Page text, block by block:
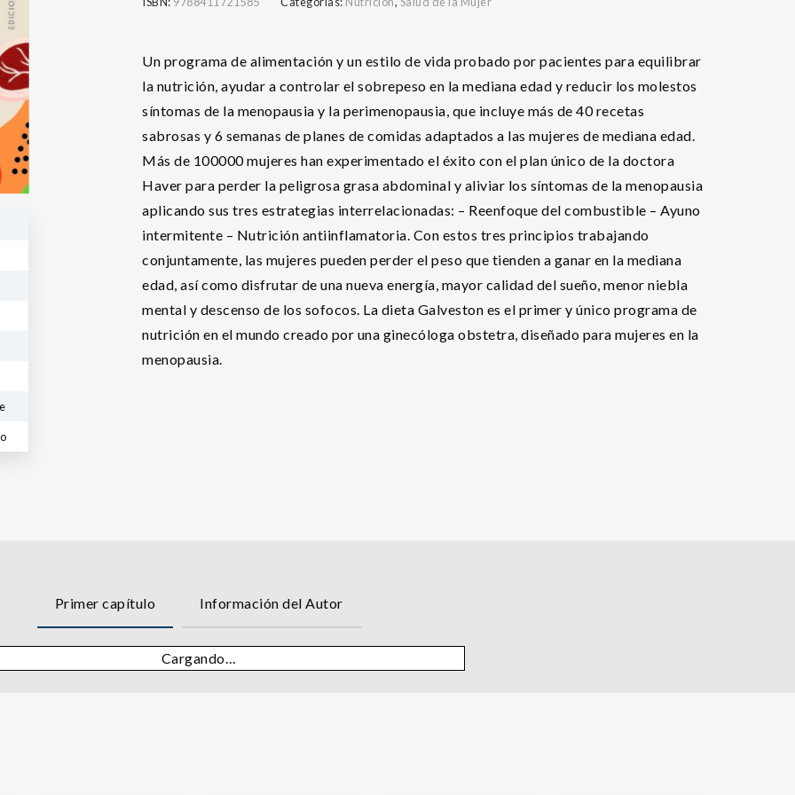
Un programa de alimentación y un estilo de vida probado por pacientes para equilibrar
la nutrición, ayudar a controlar el sobrepeso en la mediana edad y reducir los molestos
síntomas de la menopausia y la perimenopausia, que incluye más de 40 recetas
sabrosas y 6 semanas de planes de comidas adaptados a las mujeres de mediana edad.
Más de 100000 mujeres han experimentado el éxito con el plan único de la doctora
Haver para perder la peligrosa grasa abdominal y aliviar los síntomas de la menopausia
aplicando sus tres estrategias interrelacionadas: – Reenfoque del combustible – Ayuno
intermitente – Nutrición antiinflamatoria. Con estos tres principios trabajando
conjuntamente, las mujeres pueden perder el peso que tienden a ganar en la mediana
edad, así como disfrutar de una nueva energía, mayor calidad del sueño, menor niebla
mental y descenso de los sofocos. La dieta Galveston es el primer y único programa de
nutrición en el mundo creado por una ginecóloga obstetra, diseñado para mujeres en la
menopausia.
Primer capítulo Información del Autor
Cargando…